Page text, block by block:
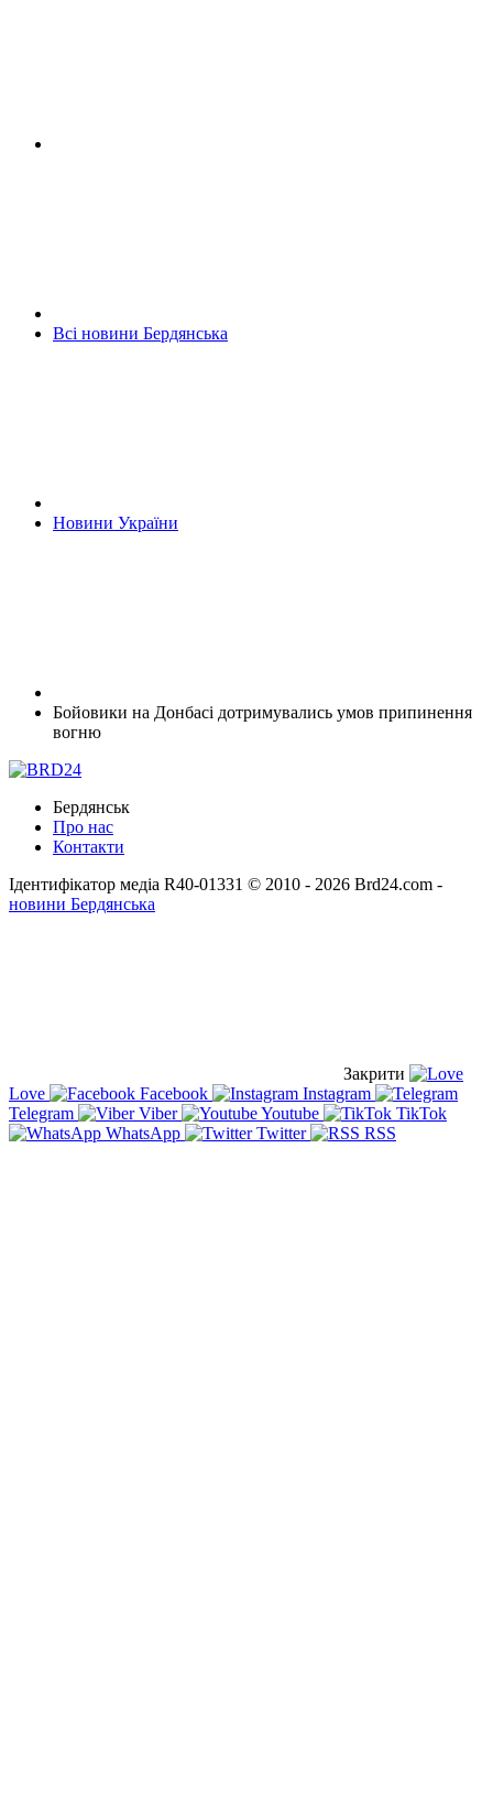
Всі новини Бердянська
Новини України
Бойовики на Донбасі дотримувались умов припинення
вогню
Бердянськ
Про нас
Контакти
Ідентифікатор медіа R40-01331 © 2010 - 2026 Brd24.com -
новини Бердянська
Закрити
Love
Facebook
Instagram
Telegram
Viber Youtube
TikTok
WhatsApp
Twitter RSS